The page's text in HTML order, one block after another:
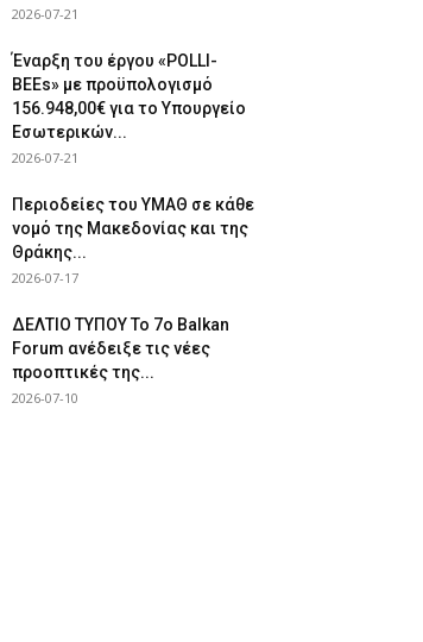
2026-07-21
Έναρξη του έργου «POLLI-
BEEs» με προϋπολογισμό
156.948,00€ για το Υπουργείο
Εσωτερικών...
2026-07-21
Περιοδείες του ΥΜΑΘ σε κάθε
νομό της Μακεδονίας και της
Θράκης...
2026-07-17
ΔΕΛΤΙΟ ΤΥΠΟΥ Το 7ο Balkan
Forum ανέδειξε τις νέες
προοπτικές της...
2026-07-10